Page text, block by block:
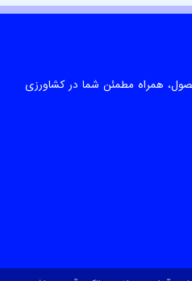
همراه مطمئن شما در کشاورزی